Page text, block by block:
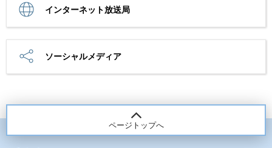
インターネット放送局
ソーシャルメディア
ページトップへ